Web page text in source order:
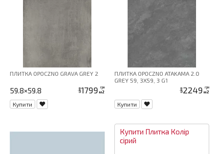
ПЛИТКА OPOCZNO GRAVA GREY 2
59.8×59.8 ціна1799 грн
м2
Купити
ПЛИТКА OPOCZNO ATAKAMA 2.0
GREY 59, 3X59, 3 G1
ціна2249 грн
м2
Купити
Купити Плитка Колір
сірий